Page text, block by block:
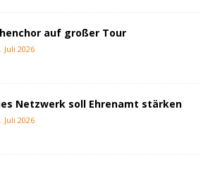
auf großer Tour
Juli 2026
Netzwerk soll Ehrenamt stärken
Juli 2026